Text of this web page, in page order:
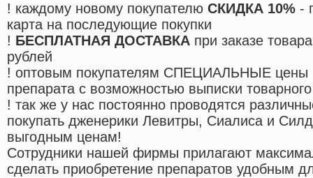
! каждому новому покупателю СКИДКА 10% -
карта на последующие покупки
! БЕСПЛАТНАЯ ДОСТАВКА при заказе
рублей
! оптовым покупателям СПЕЦИАЛЬНЫЕ цены
препарата с возможностью выписки
! так же у нас постоянно проводятся
покупать дженерики Левитры, Сиалиса и
выгодным ценам!
Cотрудники нашей фирмы прилагают
сделать приобретение препаратов удобным